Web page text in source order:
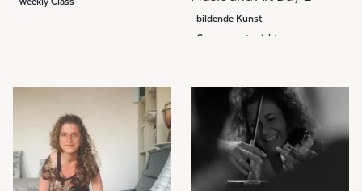
bildende Kunst
Gruppenunterricht